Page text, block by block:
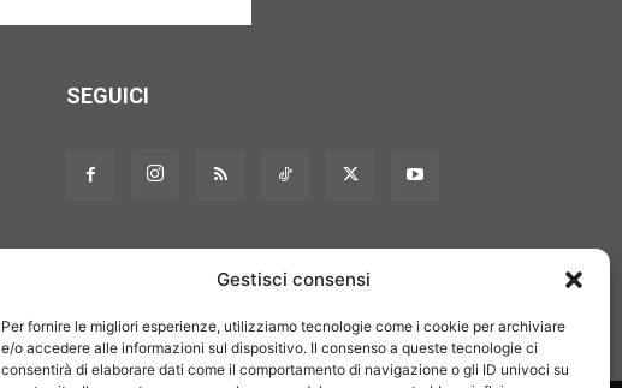
Gestisci consensi
Per fornire le migliori esperienze, utilizziamo tecnologie come i cookie per archiviare
e/o accedere alle informazioni sul dispositivo. Il consenso a queste tecnologie ci
consentirà di elaborare dati come il comportamento di navigazione o gli ID univoci su
SEGUICI